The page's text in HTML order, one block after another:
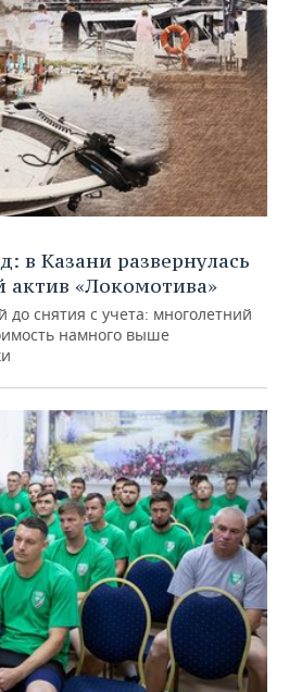
в Казани развернулась
актив «Локомотива»
до снятия с учета: многолетний
намного выше